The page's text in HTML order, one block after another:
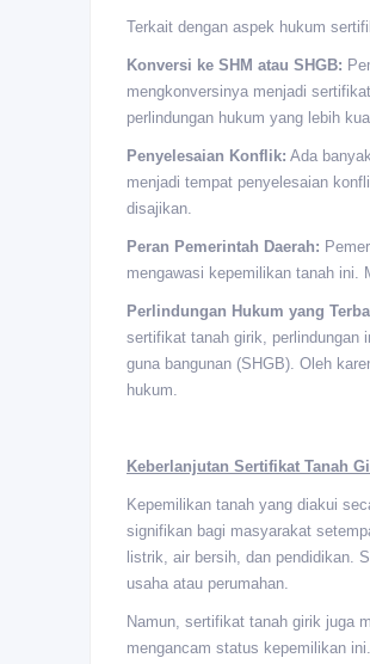
Terkait dengan aspek hukum
Konversi ke SHM atau SHGB:
mengkonversinya menjadi
perlindungan hukum yang lebih
Penyelesaian Konflik: Ada
menjadi tempat penyelesaian
disajikan.
Peran Pemerintah Daerah:
mengawasi kepemilikan tanah ini.
Perlindungan Hukum yang
sertifikat tanah girik, perlindungan
guna bangunan (SHGB). Oleh
hukum.
Keberlanjutan Sertifikat Tanah
Kepemilikan tanah yang diakui
signifikan bagi masyarakat
listrik, air bersih, dan pendidikan.
usaha atau perumahan.
Namun, sertifikat tanah girik juga
mengancam status kepemilikan